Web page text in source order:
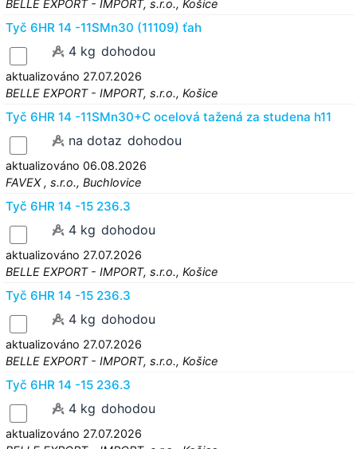
BELLE EXPORT - IMPORT, s.r.o., Košice
Tyč 6HR 14 -11SMn30 (11109) ťah
4 kg dohodou
aktualizováno 27.07.2026
BELLE EXPORT - IMPORT, s.r.o., Košice
Tyč 6HR 14 -11SMn30+C ocelová tažená za studena h11
na dotaz dohodou
aktualizováno 06.08.2026
FAVEX , s.r.o., Buchlovice
Tyč 6HR 14 -15 236.3
4 kg dohodou
aktualizováno 27.07.2026
BELLE EXPORT - IMPORT, s.r.o., Košice
Tyč 6HR 14 -15 236.3
4 kg dohodou
aktualizováno 27.07.2026
BELLE EXPORT - IMPORT, s.r.o., Košice
Tyč 6HR 14 -15 236.3
4 kg dohodou
aktualizováno 27.07.2026